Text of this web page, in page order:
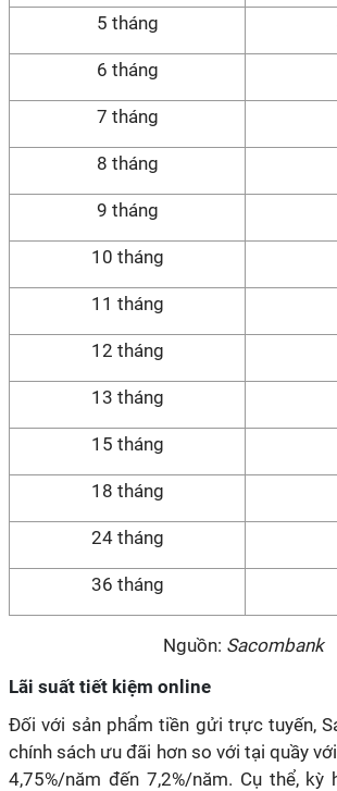
5 tháng
6 tháng
7 tháng
8 tháng
9 tháng
10 tháng
11 tháng
12 tháng
13 tháng
15 tháng
18 tháng
24 tháng
36 tháng
Nguồn: Sacombank
Lãi suất tiết kiệm online
Đối với sản phẩm tiền gửi trực tuyến,
chính sách ưu đãi hơn so với tại quầy
4,75%/năm đến 7,2%/năm. Cụ thể, kỳ